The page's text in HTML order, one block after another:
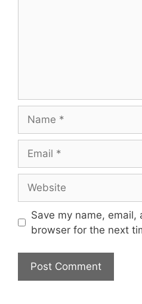
Save my name,
browser for the next